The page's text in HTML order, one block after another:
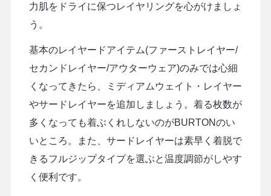
力肌をドライに保つレイヤリングを心がけましょ
う。
基本のレイヤードアイテム(ファーストレイヤー/
セカンドレイヤー/アウターウェア)のみでは心細
くなってきたら、ミディアムウェイト・レイヤー
やサードレイヤーを追加しましょう。着る枚数が
多くなっても着ぶくれしないのがBURTONのい
いところ。また、サードレイヤーは素早く着脱で
きるフルジップタイプを選ぶと温度調節がしやす
く便利です。